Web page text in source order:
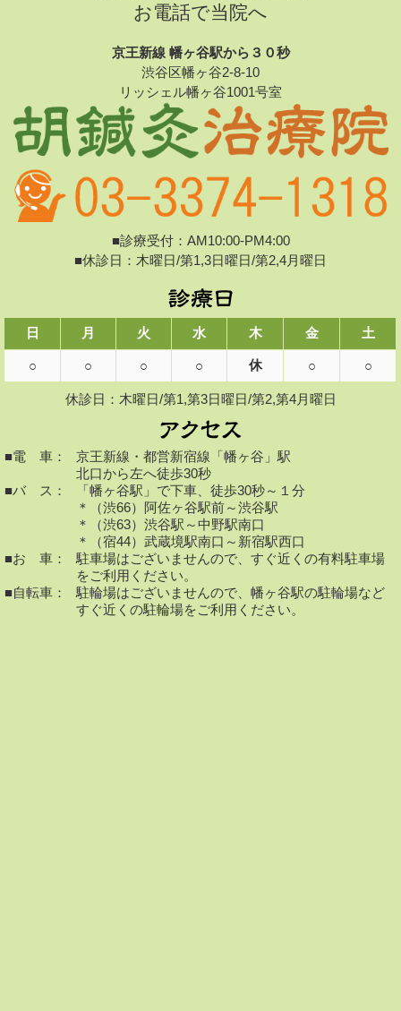
お電話で当院へ
京王新線 幡ヶ谷駅から３０秒
渋谷区幡ヶ谷2-8-10
リッシェル幡ヶ谷1001号室
■診療受付：AM10:00-PM4:00
■休診日：木曜日/第1,3日曜日/第2,4月曜日
日 月 火 水 木 金 土
○ ○ ○ ○ 休 ○ ○
休診日：木曜日/第1,第3日曜日/第2,第4月曜日
■電 車：
京王新線・都営新宿線「幡ヶ谷」駅
北口から左へ徒歩30秒
■バ ス：
「幡ヶ谷駅」で下車、徒歩30秒～１分
＊（渋66）阿佐ヶ谷駅前～渋谷駅
＊（渋63）渋谷駅～中野駅南口
＊（宿44）武蔵境駅南口～新宿駅西口
■お 車：
駐車場はございませんので、すぐ近くの有料駐車場
をご利用ください。
■自転車：
駐輪場はございませんので、幡ヶ谷駅の駐輪場など
すぐ近くの駐輪場をご利用ください。